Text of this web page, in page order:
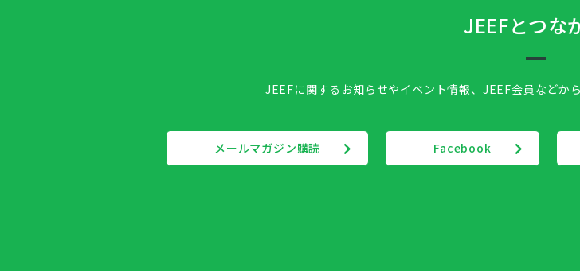
JEEFとつな
JEEFに関するお知らせやイベント情報、 JEEF会員などか
メールマガジン購読 Facebook